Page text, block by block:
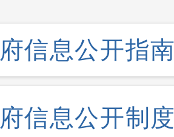
政府信息公开指
信息公开制